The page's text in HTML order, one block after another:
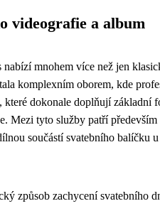
videografie a album
nabízí mnohem více než jen
komplexním oborem, kde
které dokonale doplňují základní
Mezi tyto služby patří
součástí svatebního balíčku
způsob zachycení svatebního